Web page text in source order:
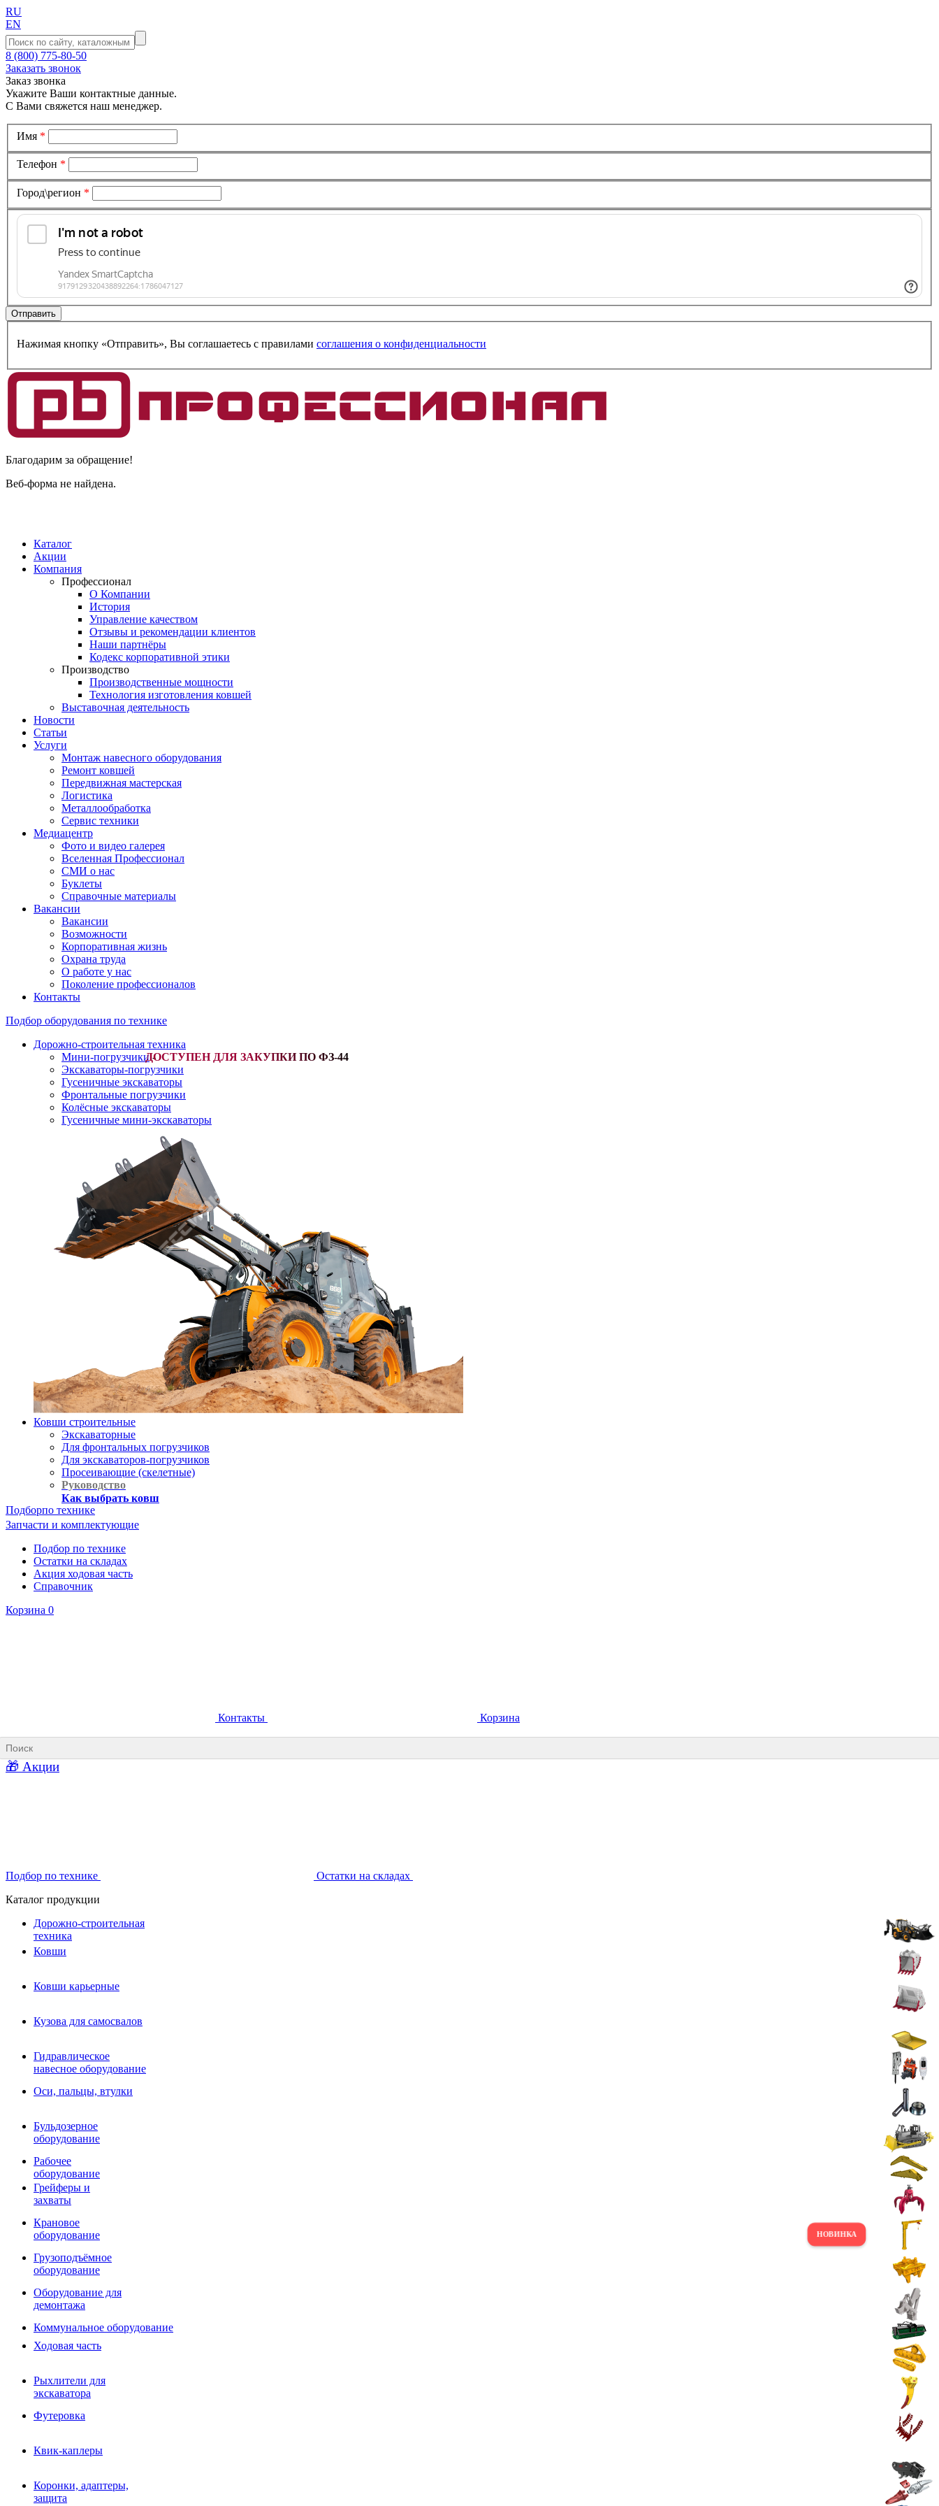
RU
EN
8 (800) 775-80-50
Заказать звонок
Заказ звонка
Укажите Ваши контактные данные.
С Вами свяжется наш менеджер.
Имя *
Телефон *
Город\регион *
Нажимая кнопку «Отправить», Вы соглашаетесь c правилами соглашения о конфиденциальности
Благодарим за обращение!
Веб-форма не найдена.
Каталог
Акции
Компания
Профессионал
О Компании
История
Управление качеством
Отзывы и рекомендации клиентов
Наши партнёры
Кодекс корпоративной этики
Производство
Производственные мощности
Технология изготовления ковшей
Выставочная деятельность
Новости
Статьи
Услуги
Монтаж навесного оборудования
Ремонт ковшей
Передвижная мастерская
Логистика
Металлообработка
Сервис техники
Медиацентр
Фото и видео галерея
Вселенная Профессионал
СМИ о нас
Буклеты
Справочные материалы
Вакансии
Вакансии
Возможности
Корпоративная жизнь
Охрана труда
О работе у нас
Поколение профессионалов
Контакты
Подбор оборудования по технике
Дорожно-строительная техника
Мини-погрузчики-
Экскаваторы-погрузчики
Гусеничные экскаваторы
Фронтальные погрузчики
Колёсные экскаваторы
Гусеничные мини-экскаваторы
Ковши строительные
Экскаваторные
Для фронтальных погрузчиков
Для экскаваторов-погрузчиков
Просеивающие (скелетные)
Руководство
Как выбрать ковш
Ковши для фронтальных погрузчиков
Гидравлическое навесное
оборудование
Гидробуры и шнеки
Вибротрамбовки
Навесные дорожные фрезы
Виброрипперы
Ковши дробильные щековые
Ковши дробильные роторные
Сортировочные ковши барабанные
Сортировочные ковши вальцовые
Фрезы роторные
Фрезы дисковые
Траншеекопатели
Просеивающие ковши для фронтальных погрузчиков
Распределители асфальта
Переходные плиты
Гидроразводка
РВД
Сваерезки
Как выбрать гидромолот
Подборпо технике
Запчасти и комплектующие
Подбор по технике
Остатки на складах
Акция ходовая часть
Справочник
Корзина 0
Контакты Корзина
🎁 Акции
Подбор по технике
Остатки на складах
Каталог продукции
Дорожно-строительная
техника
Ковши
Ковши карьерные
Кузова для самосвалов
Гидравлическое
навесное оборудование
Оси, пальцы, втулки
Бульдозерное
оборудование
Рабочее
оборудование
Грейферы и
захваты
Крановое
оборудование
Грузоподъёмное
оборудование
Оборудование для
демонтажа
Коммунальное оборудование
Ходовая часть
Рыхлители для
экскаватора
Футеровка
Квик-каплеры
Коронки, адаптеры,
защита